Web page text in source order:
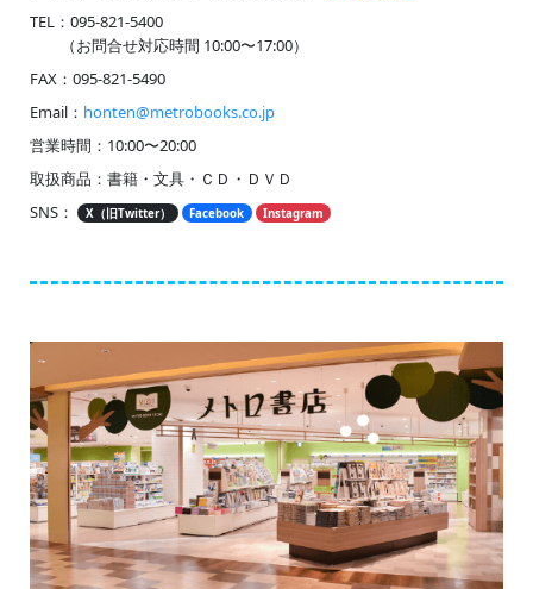
TEL：095-821-5400
（お問合せ対応時間 10:00〜17:00）
FAX：095-821-5490
Email： honten@metrobooks.co.jp
営業時間：10:00〜20:00
取扱商品：書籍・文具・ＣＤ・ＤＶＤ
SNS： X（旧Twitter） Facebook Instagram